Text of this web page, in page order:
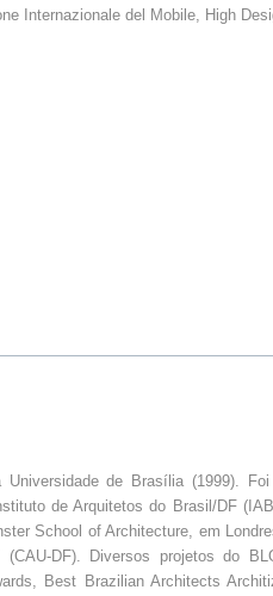
Internazionale del Mobile, High
de Brasília (1999).
de Arquitetos do Brasil/DF
School of Architecture, em
DF). Diversos projetos do
Best Brazilian Architects